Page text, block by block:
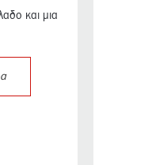
και μια